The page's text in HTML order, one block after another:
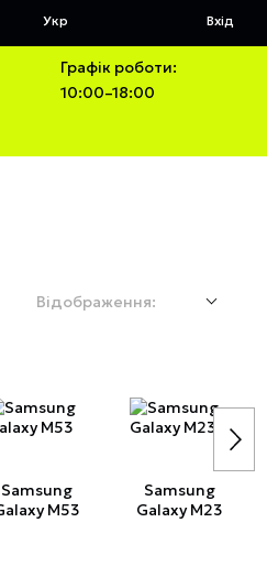
Укр Вхід
Графік роботи:
10:00–18:00
Відображення:
Samsung
M53
Samsung
Galaxy M23